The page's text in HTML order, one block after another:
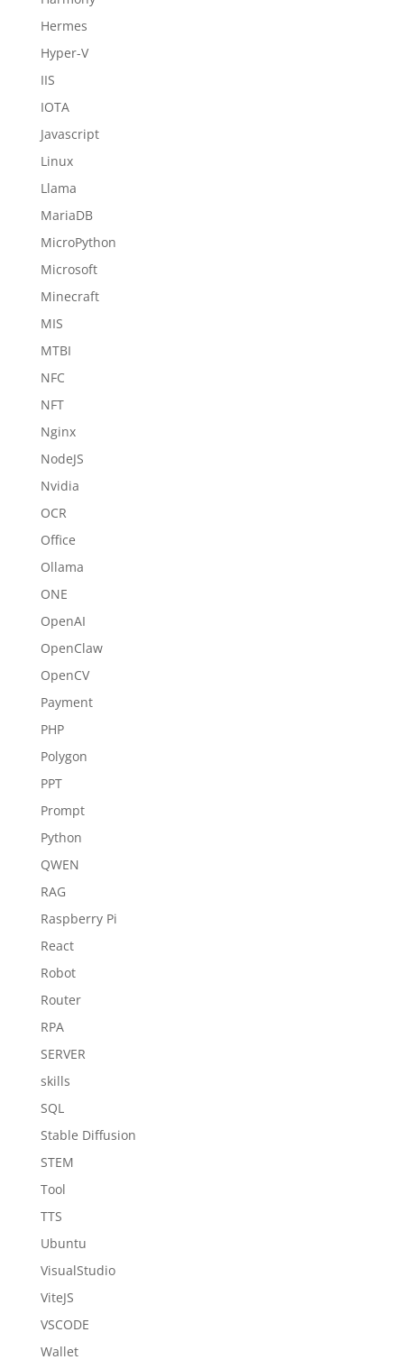
Hermes
Hyper-V
IIS
IOTA
Javascript
Linux
Llama
MariaDB
MicroPython
Microsoft
Minecraft
MIS
MTBI
NFC
NFT
Nginx
NodeJS
Nvidia
OCR
Office
Ollama
ONE
OpenAI
OpenClaw
OpenCV
Payment
PHP
Polygon
PPT
Prompt
Python
QWEN
RAG
Raspberry Pi
React
Robot
Router
RPA
SERVER
skills
SQL
Stable Diffusion
STEM
Tool
TTS
Ubuntu
VisualStudio
ViteJS
VSCODE
Wallet